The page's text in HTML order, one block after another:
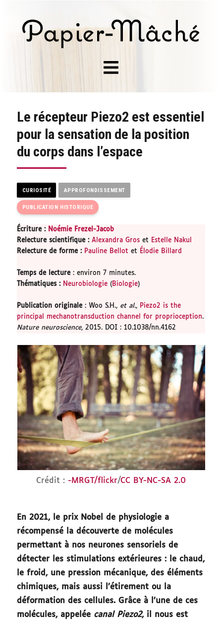
Le récepteur Piezo2 est essentiel
pour la sensation de la position
du corps dans l’espace
CURIOSITÉ APPROFONDISSEMENT
PUBLICATION HISTORIQUE
Écriture : Noémie Frezel-Jacob
Relecture scientifique:Alexandra Gros et
Estelle Nakul
Relecture de forme: Pauline Bellot et Élodie Billard
Temps de lecture: environ 7 minutes.
Thématiques : Neurobiologie (Biologie)
Publication originale: Woo S.H., et al., Piezo2 is the
principal mechanotransduction channel for proprioception.
Nature neuroscience, 2015. DOI : 10.1038/nn.4162
Crédit : -MRGT/flickr/CC BY-NC-SA 2.0
En 2021, le prix Nobel de physiologie a
récompensé la découverte de molécules
permettant à nos neurones sensoriels de
détecter les stimulations extérieures : le chaud,
le froid, une pression mécanique, des éléments
chimiques, mais aussi l’étirement ou la
déformation des cellules. Grâce à l’une de ces
molécules, appelée canal Piezo2, il nous est